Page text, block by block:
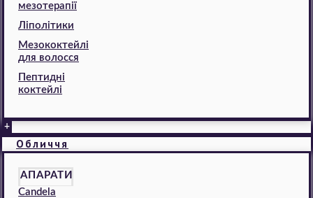
мезотерапії
Ліполітики
Мезококтейлі
для волосся
Пептидні
коктейлі
+
Обличчя
АПАРАТИ
Candela